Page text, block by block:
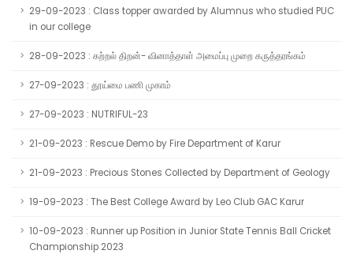
29-09-2023 : Class topper awarded by Alumnus who studied PUC
in our college
28-09-2023 : கற்றல் திறன்- வினாத்தாள் அமைப்பு முறை கருத்தரங்கம்
27-09-2023 : தூய்மை பணி முகாம்
27-09-2023 : NUTRIFUL-23
21-09-2023 : Rescue Demo by Fire Department of Karur
21-09-2023 : Precious Stones Collected by Department of Geology
19-09-2023 : The Best College Award by Leo Club GAC Karur
10-09-2023 : Runner up Position in Junior State Tennis Ball Cricket
Championship 2023